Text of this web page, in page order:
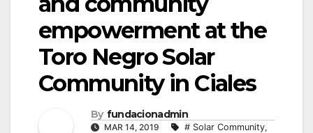
empowerment at the
Toro Negro Solar
Community in Ciales
By fundacionadmin
MAR 14, 2019 # Solar Community,